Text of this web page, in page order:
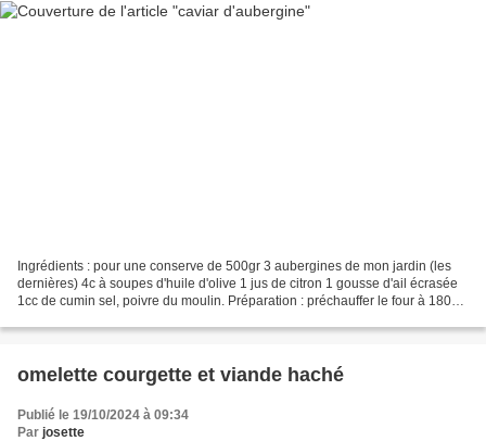
Ingrédients : pour une conserve de 500gr 3 aubergines de mon jardin (les
dernières) 4c à soupes d'huile d'olive 1 jus de citron 1 gousse d'ail écrasée
1cc de cumin sel, poivre du moulin. Préparation : préchauffer le four à 180°c
omelette courgette et viande haché
Publié le 19/10/2024 à 09:34
Par josette